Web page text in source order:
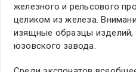
железного и рельсового
целиком из железа.
изящные образцы изделий,
юзовского завода.